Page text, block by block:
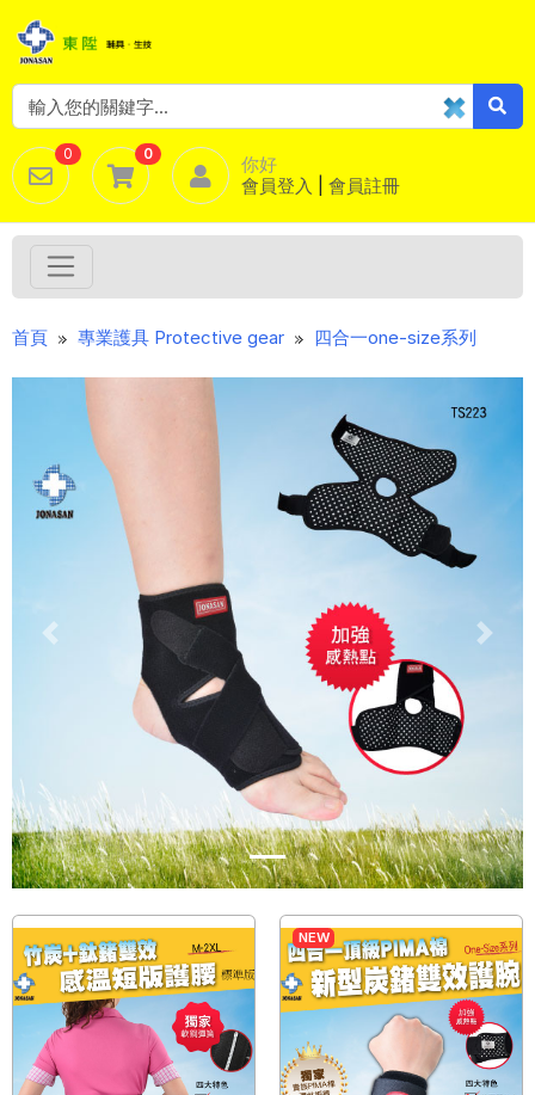
0 0
你好
會員登入
會員註冊
首頁 專業護具 Protective gear 四合一one-size系列
Previous Next
NEW